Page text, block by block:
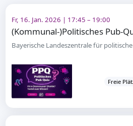
Fr, 16. Jan. 2026 | 17:45 – 19:00
(Kommunal-)Politisches Pub-
Bayerische Landeszentrale für
Freie